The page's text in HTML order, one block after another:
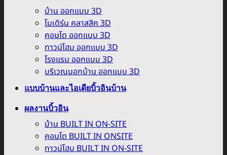
บ้าน ออกแบบ 3D
โมเดิร์น คลาสสิค 3D
คอนโด ออกแบบ 3D
ทาวน์โฮม ออกแบบ 3D
โรงแรม ออกแบบ 3D
บริเวณนอกบ้าน ออกแบบ 3D
แบบบ้านและไอเดียบิ้วอินบ้าน
ผลงานบิ้วอิน
บ้าน BUILT IN ON-SITE
คอนโด BUILT IN ONSITE
ทาวน์โฮม BUILT IN ON-SITE